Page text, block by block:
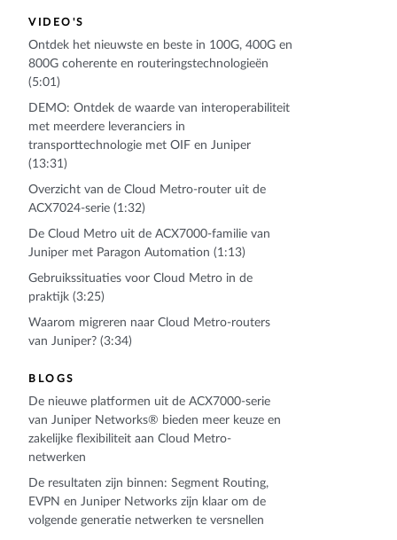
VIDEO'S
Ontdek het nieuwste en beste in 100G, 400G en
800G coherente en routeringstechnologieën
(5:01)
DEMO: Ontdek de waarde van interoperabiliteit
met meerdere leveranciers in
transporttechnologie met OIF en Juniper
(13:31)
Overzicht van de Cloud Metro-router uit de
ACX7024-serie (1:32)
De Cloud Metro uit de ACX7000-familie van
Juniper met Paragon Automation (1:13)
Gebruikssituaties voor Cloud Metro in de
praktijk (3:25)
Waarom migreren naar Cloud Metro-routers
van Juniper? (3:34)
BLOGS
De nieuwe platformen uit de ACX7000-serie
van Juniper Networks® bieden meer keuze en
zakelijke flexibiliteit aan Cloud Metro-
netwerken
De resultaten zijn binnen: Segment Routing,
EVPN en Juniper Networks zijn klaar om de
volgende generatie netwerken te versnellen